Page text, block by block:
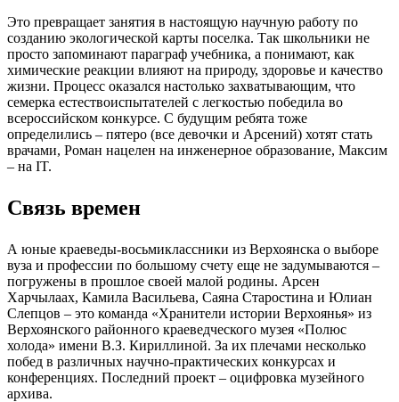
Это превращает занятия в настоящую научную работу по
созданию экологической карты поселка. Так школьники не
просто запоминают параграф учебника, а понимают, как
химические реакции влияют на природу, здоровье и качество
жизни. Процесс оказался настолько захватывающим, что
семерка естествоиспытателей с легкостью победила во
всероссийском конкурсе. С будущим ребята тоже
определились – пятеро (все девочки и Арсений) хотят стать
врачами, Роман нацелен на инженерное образование, Максим
– на IT.
Связь времен
А юные краеведы-восьмиклассники из Верхоянска о выборе
вуза и профессии по большому счету еще не задумываются –
погружены в прошлое своей малой родины. Арсен
Харчылаах, Камила Васильева, Саяна Старостина и Юлиан
Слепцов – это команда «Хранители истории Верхоянья» из
Верхоянского районного краеведческого музея «Полюс
холода» имени В.З. Кириллиной. За их плечами несколько
побед в различных научно-практических конкурсах и
конференциях. Последний проект – оцифровка музейного
архива.